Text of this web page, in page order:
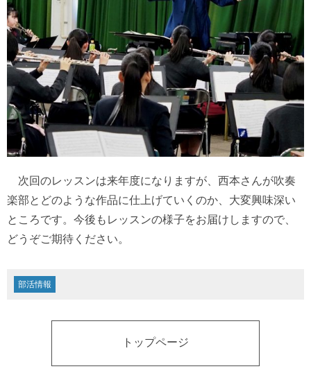
次回のレッスンは来年度になりますが、西本さんが吹奏
楽部とどのような作品に仕上げていくのか、大変興味深い
ところです。今後もレッスンの様子をお届けしますので、
どうぞご期待ください。
部活情報
トップページ